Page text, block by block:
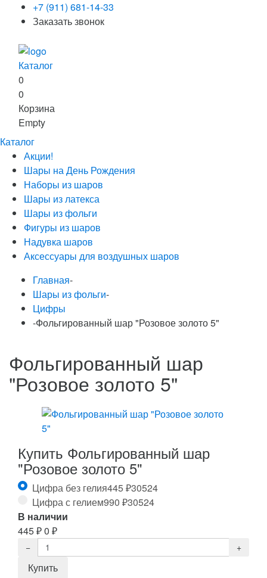
+7 (911) 681-14-33
Заказать звонок
Каталог
0
0
Корзина
Empty
Каталог
Акции!
Шары на День Рождения
Наборы из шаров
Шары из латекса
Шары из фольги
Фигуры из шаров
Надувка шаров
Аксессуары для воздушных шаров
Главная-
Шары из фольги-
Цифры
-Фольгированный шар "Розовое золото 5"
Фольгированный шар
"Розовое золото 5"
Купить Фольгированный шар
"Розовое золото 5"
Цифра без гелия445₽30524
Цифра с гелием990 ₽30524
В наличии
445₽0 ₽